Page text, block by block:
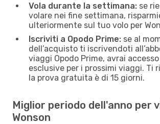
Vola durante la settimana: se
volare nei fine settimana,
ulteriormente sul tuo volo per
Iscriviti a Opodo Prime: se al
dell’acquisto ti iscrivendoti
viaggi Opodo Prime, avrai
esclusive per i prossimi viaggi. Ti
la prova gratuita è di 15 giorni.
Miglior periodo dell'anno per
Wonson